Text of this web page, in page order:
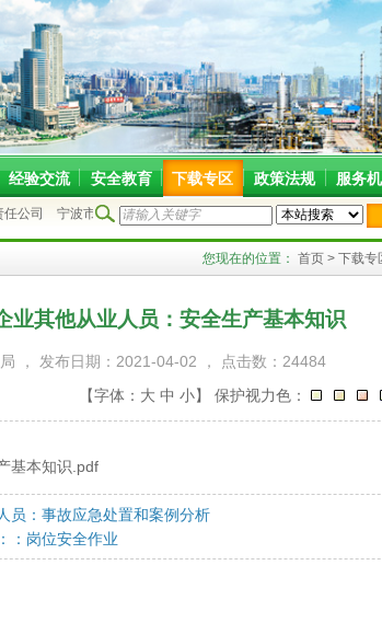
经验交流 安全教育 下载专区 政策法规 服务
公司 宁波市北仑区旭奥钢结构安装工程部 泽近（宁波）安全
您现在的位置： 首页 > 下载专
业其他从业人员：安全生产基本知识
， 发布日期：2021-04-02 ， 点击数：24484
【字体： 大 中 小】 保护视力色：
基本知识.pdf
员：事故应急处置和案例分析
：岗位安全作业